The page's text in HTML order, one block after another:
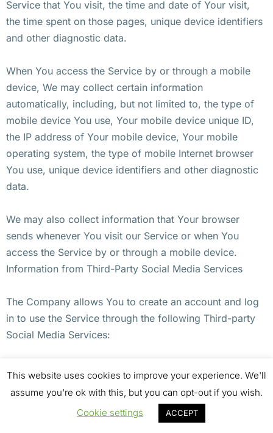
Service that You visit, the time and date of Your visit,
the time spent on those pages, unique device identifiers
and other diagnostic data.
When You access the Service by or through a mobile
device, We may collect certain information
automatically, including, but not limited to, the type of
mobile device You use, Your mobile device unique ID,
the IP address of Your mobile device, Your mobile
operating system, the type of mobile Internet browser
You use, unique device identifiers and other diagnostic
data.
We may also collect information that Your browser
sends whenever You visit our Service or when You
access the Service by or through a mobile device.
Information from Third-Party Social Media Services
The Company allows You to create an account and log
in to use the Service through the following Third-party
Social Media Services:
Twitter
This website uses cookies to improve your experience. We'll
assume you're ok with this, but you can opt-out if you wish.
Cookie settings
ACCEPT